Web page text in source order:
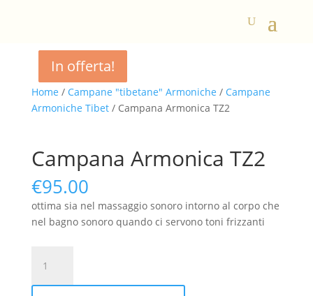
Home / Campane "tibetane" Armoniche / Campane
Armoniche Tibet/ Campana Armonica TZ2
Campana Armonica TZ2
€95.00
ottima sia nel massaggio sonoro intorno al corpo che
nel bagno sonoro quando ci servono toni frizzanti
Armonica
TZ2
In offerta!
In offerta!
In offerta!